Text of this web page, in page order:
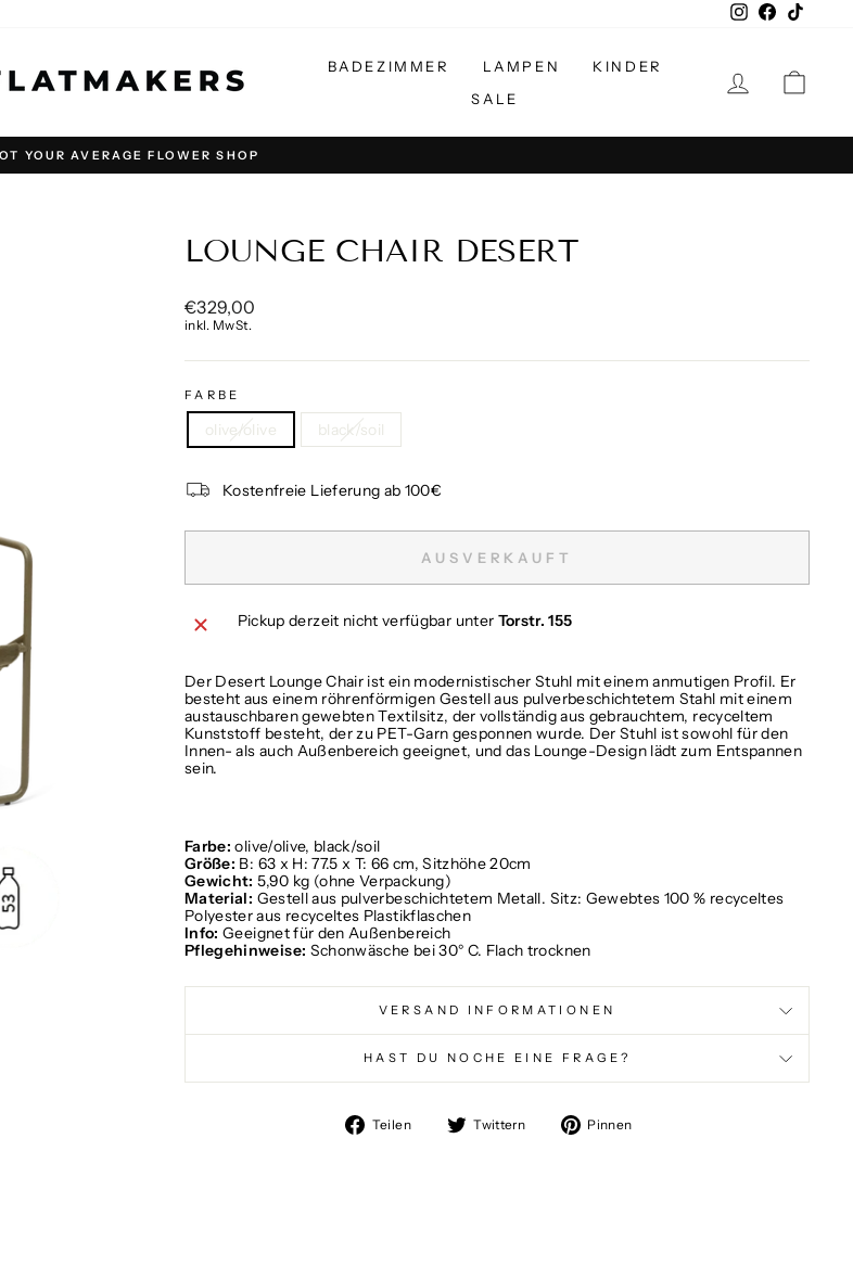
Instagram
Facebook
BADEZIMMER LAMPEN
KINDER
SALE
Pause
YOUR AVERAGE FLOWER SHOP
LOUNGE CHAIR DESERT
Normaler
Preis
€329,00
inkl. MwSt.
FARBE
olive/olive black/soil
Kostenfreie Lieferung ab 100€
AUSVERKAUFT
Pickup derzeit nicht verfügbar unter Torstr. 155
Der Desert Lounge Chair ist ein modernistischer Stuhl mit einem anmutigen Profil. Er
besteht aus einem röhrenförmigen Gestell aus pulverbeschichtetem Stahl mit einem
austauschbaren gewebten Textilsitz, der vollständig aus gebrauchtem, recyceltem
Kunststoff besteht, der zu PET-Garn gesponnen wurde. Der Stuhl ist sowohl für den
Innen- als auch Außenbereich geeignet, und das Lounge-Design lädt zum Entspannen
sein.
Farbe: olive/olive, black/soil
Größe: B: 63 x H: 77.5 x T: 66 cm, Sitzhöhe 20cm
Gewicht: 5,90 kg (ohne Verpackung)
Material: Gestell aus pulverbeschichtetem Metall. Sitz: Gewebtes 100 % recyceltes
Polyester aus recyceltes Plastikflaschen
Info: Geeignet für den Außenbereich
Pflegehinweise: Schonwäsche bei 30° C. Flach trocknen
VERSAND INFORMATIONEN
HAST DU NOCHE EINE FRAGE?
Teilen
Auf
Facebook
Twittern
Auf
Twitter
Pinnen